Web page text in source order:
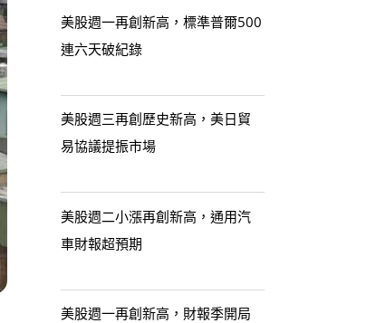
美股週一再創新高，標準普爾500
連六天破紀錄
美股週三再創歷史新高，美日貿
易協議提振市場
美股週二小漲再創新高，通用汽
車財報超預期
美股週一再創新高，財報季開局